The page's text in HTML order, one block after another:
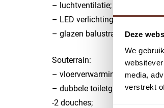
Deze
We
media,
verstrekt
– luchtventilatie;
– LED verlichting;
– glazen balustrades rond het
Souterrain:
– vloerverwarming
– dubbele toiletgroep;
-2 douches;